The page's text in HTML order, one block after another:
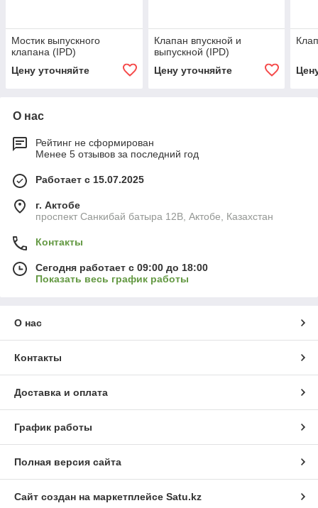
Мостик выпускного
клапана (IPD)
Цену уточняйте
Клапан впускной и
выпускной (IPD)
Цену уточняйте
О нас
Рейтинг не сформирован
Менее 5 отзывов за последний год
Работает с 15.07.2025
г. Актобе
проспект Санкибай батыра 12В, Актобе, Казахстан
Контакты
Сегодня работает с 09:00 до 18:00
Показать весь график работы
О нас
Контакты
Доставка и оплата
График работы
Полная версия сайта
Сайт создан на маркетплейсе Satu.kz